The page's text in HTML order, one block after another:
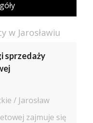
w Jarosławiu
sprzedaży
/ Jarosław
zajmuje się